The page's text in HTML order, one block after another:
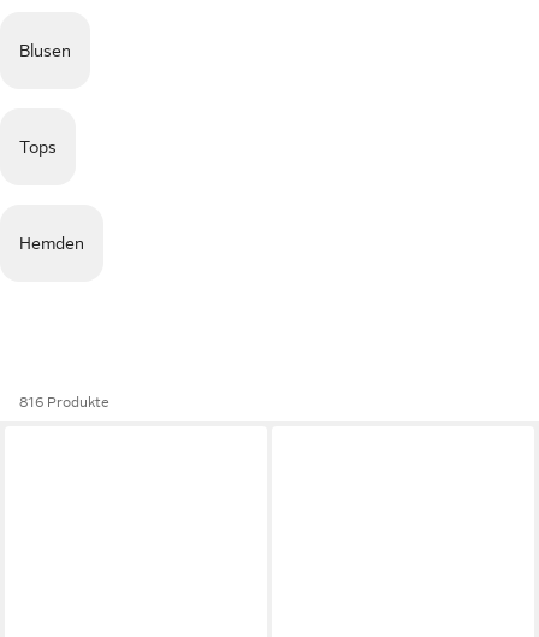
Blusen
Tops
Hemden
816 Produkte